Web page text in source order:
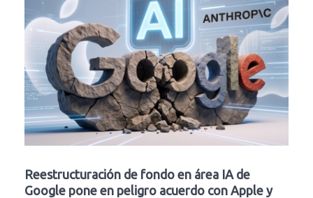
Reestructuración de fondo en área IA de
Google pone en peligro acuerdo con Apple y